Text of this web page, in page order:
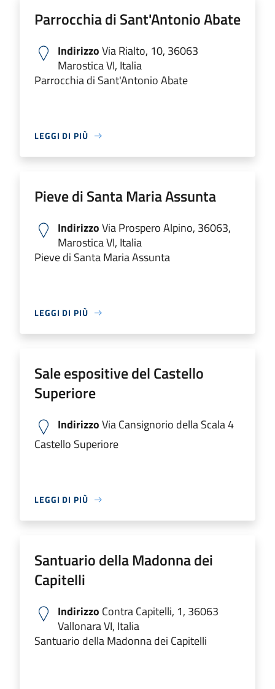
Parrocchia di Sant'Antonio Abate
IndirizzoVia Rialto, 10, 36063
Marostica VI, Italia
Parrocchia di Sant'Antonio Abate
LEGGI DI PIÙ
Pieve di Santa Maria Assunta
IndirizzoVia Prospero Alpino, 36063,
Marostica VI, Italia
Pieve di Santa Maria Assunta
LEGGI DI PIÙ
Sale espositive del Castello
Superiore
IndirizzoVia Cansignorio della Scala 4
Castello Superiore
LEGGI DI PIÙ
Santuario della Madonna dei
Capitelli
Indirizzo Contra Capitelli, 1, 36063
Vallonara VI, Italia
Santuario della Madonna dei Capitelli